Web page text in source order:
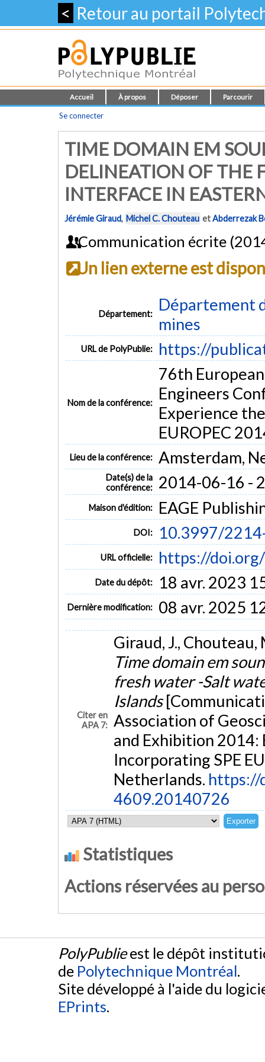
< Retour au portail
Accueil À propos Déposer Parcourir
Se connecter
TIME DOMAIN EM
DELINEATION OF THE
INTERFACE IN
Jérémie Giraud, Michel C. Chouteau etAbderrezak
Communication écrite
Un lien externe est
Département:
Département
mines
URL de PolyPublie: https://
Nom de la conférence:
76th
Engineers
Experience
EUROPEC
Lieu de la conférence: Amsterdam,
Date(s) de la
conférence:
2014-06-16 -
Maison d'édition: EAGE
DOI: 10.3997/
URL officielle: https://
Date du dépôt: 18 avr. 2023
Dernière modification: 08 avr. 2025
Citer en
APA 7:
Giraud, J., Chouteau,
Time domain em
fresh water -Salt
Islands
Association of
and Exhibition 2014:
Incorporating SPE
Netherlands. https://
4609.20140726
Statistiques
Actions réservées au
PolyPublieest le dépôt
de Polytechnique Montréal.
Site développé à l'aide du
EPrints.